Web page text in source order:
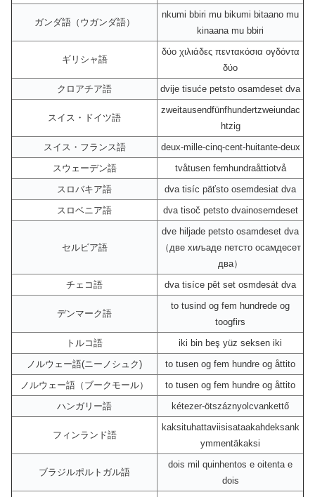
ガンダ語（ウガンダ語）
nkumi bbiri mu bikumi bitaano mu
kinaana mu bbiri
ギリシャ語
δύο χιλιάδες πεντακόσια ογδόντα
δύο
クロアチア語
dvije tisuće petsto osamdeset dva
スイス・ドイツ語
zweitausendfünfhundertzweiundac
htzig
スイス・フランス語
deux-mille-cinq-cent-huitante-deux
スウェーデン語
tvåtusen femhundraåttiotvå
スロバキア語
dva tisíc päťsto osemdesiat dva
スロベニア語
dva tisoč petsto dvainosemdeset
セルビア語
dve hiljade petsto osamdeset dva
（две хиљаде петсто осамдесет
два）
チェコ語
dva tisíce pět set osmdesát dva
デンマーク語
to tusind og fem hundrede og
toogfirs
トルコ語
iki bin beş yüz seksen iki
ノルウェー語(ニーノシュク)
to tusen og fem hundre og åttito
ノルウェー語（ブークモール）
to tusen og fem hundre og åttito
ハンガリー語
kétezer-ötszáznyolcvankettő
フィンランド語
kaksituhattaviisisataakahdeksank
ymmentäkaksi
ブラジルポルトガル語
dois mil quinhentos e oitenta e
dois